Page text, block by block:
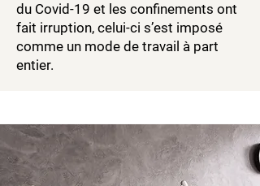
du Covid-19 et les confinements ont
fait irruption, celui-ci s’est imposé
comme un mode de travail à part
entier.